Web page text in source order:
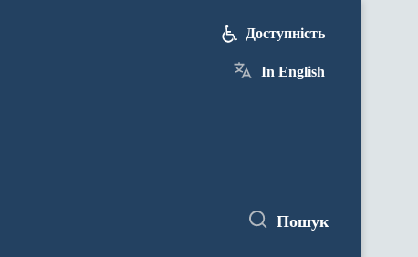
Доступність
In English
Пошук